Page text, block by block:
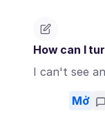
How can I
I can't see
Mở